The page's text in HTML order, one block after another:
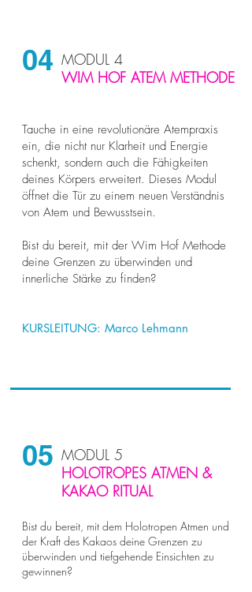
04 MODUL 4
WIM HOF ATEM METHODE
Tauche in eine revolutionäre Atempraxis
ein, die nicht nur Klarheit und Energie
schenkt, sondern auch die Fähigkeiten
deines Körpers erweitert. Dieses Modul
öffnet die Tür zu einem neuen Verständnis
von Atem und Bewusstsein.
Bist du bereit, mit der Wim Hof Methode
deine Grenzen zu überwinden und
innerliche Stärke zu finden?
KURSLEITUNG: Marco Lehmann
05 MODUL 5
HOLOTROPES ATMEN &
KAKAO RITUAL
Bist du bereit, mit dem Holotropen Atmen und
der Kraft des Kakaos deine Grenzen zu
überwinden und tiefgehende Einsichten zu
gewinnen?